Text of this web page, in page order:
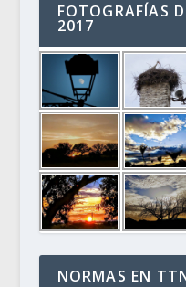
FOTOGRAFÍAS
2017
NORMAS EN